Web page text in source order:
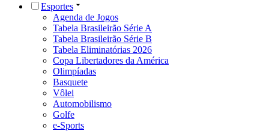
Esportes
Agenda de Jogos
Tabela Brasileirão Série A
Tabela Brasileirão Série B
Tabela Eliminatórias 2026
Copa Libertadores da América
Olimpíadas
Basquete
Vôlei
Automobilismo
Golfe
e-Sports